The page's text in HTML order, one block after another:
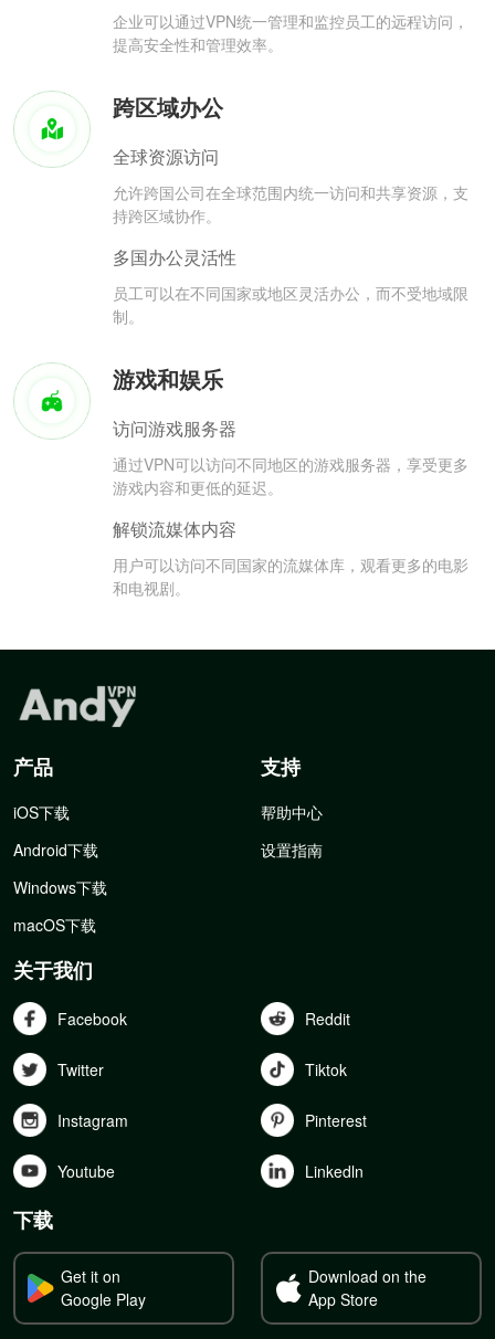
企业可以通过VPN统一管理和监控员工的远程访问，
提高安全性和管理效率。
跨区域办公
全球资源访问
允许跨国公司在全球范围内统一访问和共享资源，支
持跨区域协作。
多国办公灵活性
员工可以在不同国家或地区灵活办公，而不受地域限
制。
游戏和娱乐
访问游戏服务器
通过VPN可以访问不同地区的游戏服务器，享受更多
游戏内容和更低的延迟。
解锁流媒体内容
用户可以访问不同国家的流媒体库，观看更多的电影
和电视剧。
产品
iOS下载
Android下载
Windows下载
macOS下载
支持
帮助中心
设置指南
关于我们
Facebook Reddit
Twitter Tiktok
Instagram Pinterest
Youtube Linkedln
下载
Get it on
Google Play
Download on the
App Store